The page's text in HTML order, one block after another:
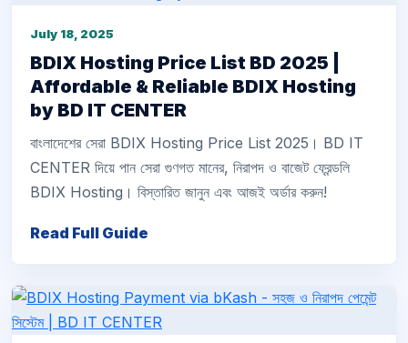
July 18, 2025
BDIX Hosting Price List BD 2025 |
Affordable & Reliable BDIX Hosting
by BD IT CENTER
বাংলাদেশের সেরা BDIX Hosting Price List 2025। BD IT
CENTER দিয়ে পান সেরা গুণগত মানের, নিরাপদ ও বাজেট ফ্রেন্ডলি
BDIX Hosting। বিস্তারিত জানুন এবং আজই অর্ডার করুন!
Read Full Guide